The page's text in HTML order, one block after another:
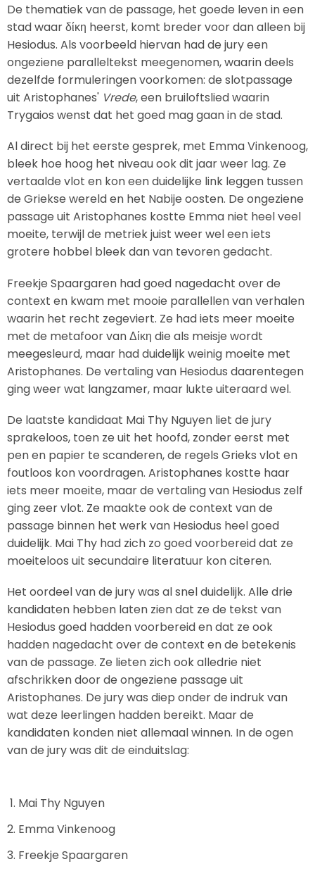
De thematiek van de passage, het goede leven in een
stad waar δίκη heerst, komt breder voor dan alleen bij
Hesiodus. Als voorbeeld hiervan had de jury een
ongeziene paralleltekst meegenomen, waarin deels
dezelfde formuleringen voorkomen: de slotpassage
uit Aristophanes' Vrede, een bruiloftslied waarin
Trygaios wenst dat het goed mag gaan in de stad.
Al direct bij het eerste gesprek, met Emma Vinkenoog,
bleek hoe hoog het niveau ook dit jaar weer lag. Ze
vertaalde vlot en kon een duidelijke link leggen tussen
de Griekse wereld en het Nabije oosten. De ongeziene
passage uit Aristophanes kostte Emma niet heel veel
moeite, terwijl de metriek juist weer wel een iets
grotere hobbel bleek dan van tevoren gedacht.
Freekje Spaargaren had goed nagedacht over de
context en kwam met mooie parallellen van verhalen
waarin het recht zegeviert. Ze had iets meer moeite
met de metafoor van Δίκη die als meisje wordt
meegesleurd, maar had duidelijk weinig moeite met
Aristophanes. De vertaling van Hesiodus daarentegen
ging weer wat langzamer, maar lukte uiteraard wel.
De laatste kandidaat Mai Thy Nguyen liet de jury
sprakeloos, toen ze uit het hoofd, zonder eerst met
pen en papier te scanderen, de regels Grieks vlot en
foutloos kon voordragen. Aristophanes kostte haar
iets meer moeite, maar de vertaling van Hesiodus zelf
ging zeer vlot. Ze maakte ook de context van de
passage binnen het werk van Hesiodus heel goed
duidelijk. Mai Thy had zich zo goed voorbereid dat ze
moeiteloos uit secundaire literatuur kon citeren.
Het oordeel van de jury was al snel duidelijk. Alle drie
kandidaten hebben laten zien dat ze de tekst van
Hesiodus goed hadden voorbereid en dat ze ook
hadden nagedacht over de context en de betekenis
van de passage. Ze lieten zich ook alledrie niet
afschrikken door de ongeziene passage uit
Aristophanes. De jury was diep onder de indruk van
wat deze leerlingen hadden bereikt. Maar de
kandidaten konden niet allemaal winnen. In de ogen
van de jury was dit de einduitslag:
Mai Thy Nguyen
Emma Vinkenoog
Freekje Spaargaren